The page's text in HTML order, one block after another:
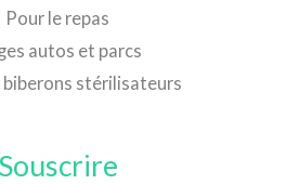
Pour le repas
autos et parcs
stérilisateurs
Souscrire